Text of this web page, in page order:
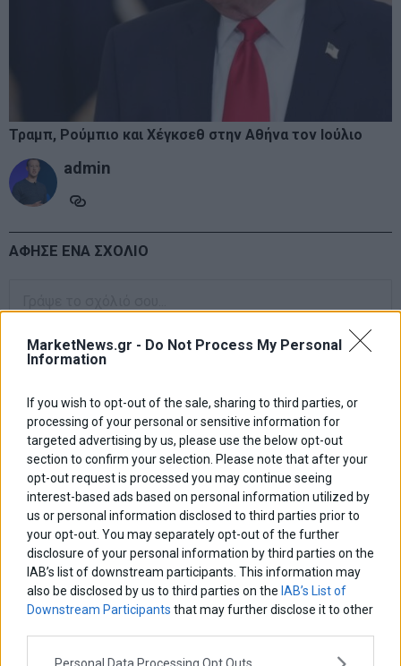
MarketNews.gr - Do Not Process My Personal
Information
If you wish to opt-out of the sale, sharing to third parties, or
processing of your personal or sensitive information for
targeted advertising by us, please use the below opt-out
section to confirm your selection. Please note that after your
opt-out request is processed you may continue seeing
interest-based ads based on personal information utilized by
us or personal information disclosed to third parties prior to
your opt-out. You may separately opt-out of the further
disclosure of your personal information by third parties on the
IAB’s list of downstream participants. This information may
also be disclosed by us to third parties on the IAB’s List of
Downstream Participants that may further disclose it to other
Τραμπ, Ρούμπιο και Χέγκσεθ στην Αθήνα τον Ιούλιο
admin
ΑΦΗΣΕ ΕΝΑ ΣΧΟΛΙΟ
Αποθήκευσε το όνομά μου, email, και τον ιστότοπο μου σε αυτόν